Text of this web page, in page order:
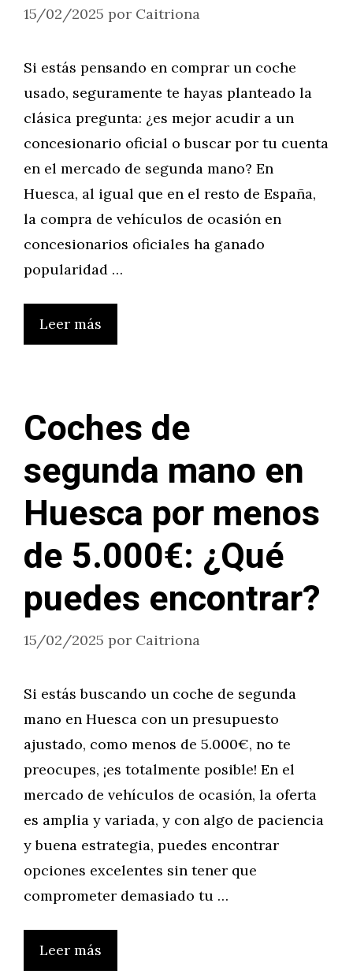
15/02/2025 por Caitriona
Si estás pensando en comprar un coche
usado, seguramente te hayas planteado la
clásica pregunta: ¿es mejor acudir a un
concesionario oficial o buscar por tu cuenta
en el mercado de segunda mano? En
Huesca, al igual que en el resto de España,
la compra de vehículos de ocasión en
concesionarios oficiales ha ganado
popularidad …
Leer más
Coches de
segunda mano en
Huesca por menos
de 5.000€: ¿Qué
puedes encontrar?
15/02/2025 por Caitriona
Si estás buscando un coche de segunda
mano en Huesca con un presupuesto
ajustado, como menos de 5.000€, no te
preocupes, ¡es totalmente posible! En el
mercado de vehículos de ocasión, la oferta
es amplia y variada, y con algo de paciencia
y buena estrategia, puedes encontrar
opciones excelentes sin tener que
comprometer demasiado tu …
Leer más